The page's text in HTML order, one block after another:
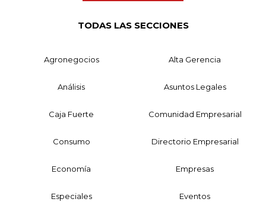
TODAS LAS SECCIONES
Agronegocios Alta Gerencia
Análisis Asuntos Legales
Caja Fuerte Comunidad Empresarial
Consumo Directorio Empresarial
Economía Empresas
Especiales Eventos